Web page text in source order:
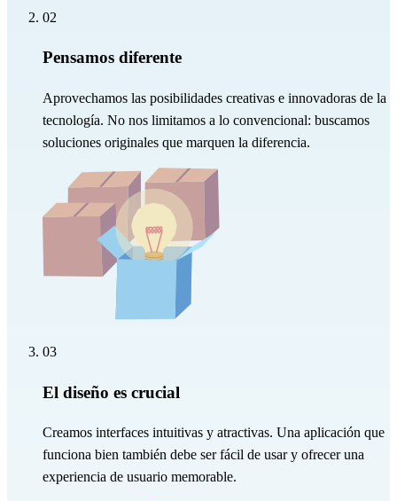
02
Pensamos diferente
Aprovechamos las posibilidades creativas e innovadoras de la
tecnología. No nos limitamos a lo convencional: buscamos
soluciones originales que marquen la diferencia.
03
El diseño es crucial
Creamos interfaces intuitivas y atractivas. Una aplicación que
funciona bien también debe ser fácil de usar y ofrecer una
experiencia de usuario memorable.